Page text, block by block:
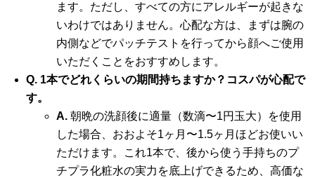
ます。ただし、すべての方にアレルギーが起きな
いわけではありません。心配な方は、まずは腕の
内側などでパッチテストを行ってから顔へご使用
いただくことをおすすめします。
Q. 1本でどれくらいの期間持ちますか？コスパが心配で
す。
A. 朝晩の洗顔後に適量（数滴〜1円玉大）を使用
した場合、おおよそ1ヶ月〜1.5ヶ月ほどお使いい
ただけます。これ1本で、後から使う手持ちのプ
チプラ化粧水の実力を底上げできるため、高価な